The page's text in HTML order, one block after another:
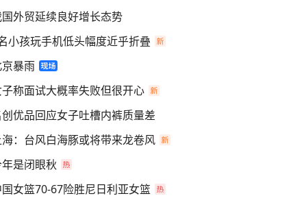
外贸延续良好增长态势
小孩玩手机低头幅度近乎折叠
暴雨
子称面试大概率失败但很开心
创优品回应女子吐槽内裤质量差
海：台风白海豚或将带来龙卷风
是闭眼秋
国女篮70-67险胜尼日利亚女篮